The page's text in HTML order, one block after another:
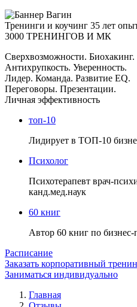
Тренинги и коучинг 35 лет
3000 ТРЕНИНГОВ И МК
Сверхвозможности. Биохакинг.
Антихрупкость. Уверенность.
Лидер. Команда. Развитие EQ.
Переговоры. Презентации.
Личная эффективность
топ-10
Лидирует в ТОП-10
Психолог
Психотерапевт врач-
канд.мед.наук
60 книг
Автор 60 книг по
Расписание
Заказать корпоративный
Заниматься индивидуально
Главная